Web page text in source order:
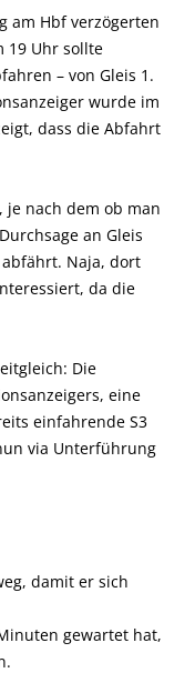
am Hbf verzögerten
19 Uhr sollte
– von Gleis 1.
wurde im
dass die Abfahrt
je nach dem ob man
an Gleis
abfährt. Naja, dort
da die
Die
eine
einfahrende S3
via Unterführung
damit er sich
gewartet hat,